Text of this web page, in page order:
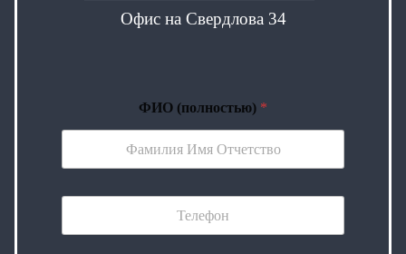
Офис на Свердлова 34
ФИО (полностью) *